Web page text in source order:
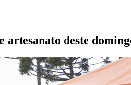
artesanato deste